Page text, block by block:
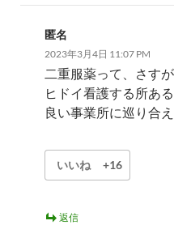
匿名
2023年3月4日 11:07 PM
二重服薬って、さす
ヒドイ看護する所ある
良い事業所に巡り合
いいね +16
返信